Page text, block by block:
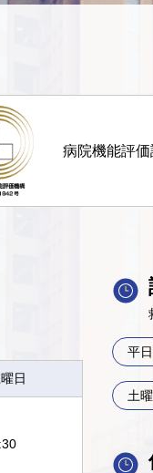
病院機能評
日
平日
土曜